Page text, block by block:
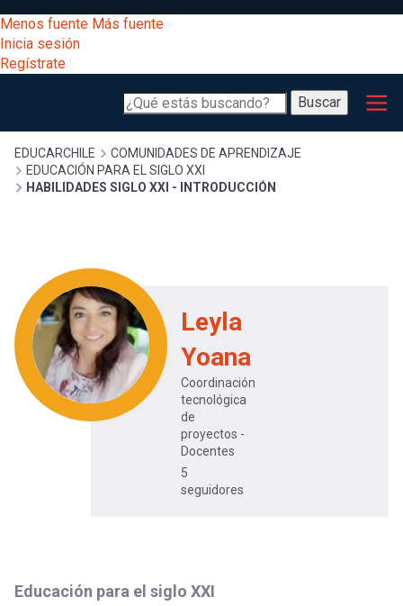
al
contenido
principal
[Educarchile
Escritorio]
Menú
entrar
a
mi
cuenta
Menos fuente Más fuente
Inicia sesión
Regístrate
Buscar
Buscar
Menú
principal
Desarrollo
Expand
Gestión
curricular
Exploración
Expand
[Educarchile
entrar
Inicia
sesión
Regístrate
Sobrescribir
de
ayuda
a
navegación
EDUCARCHILE
COMUNIDADES DE APRENDIZAJE
EDUCACIÓN PARA EL SIGLO XXI
HABILIDADES SIGLO XXI - INTRODUCCIÓN
Leyla
Yoana
Coordinación
tecnológica
de
proyectos -
Docentes
5
seguidores
Educación para el siglo XXI